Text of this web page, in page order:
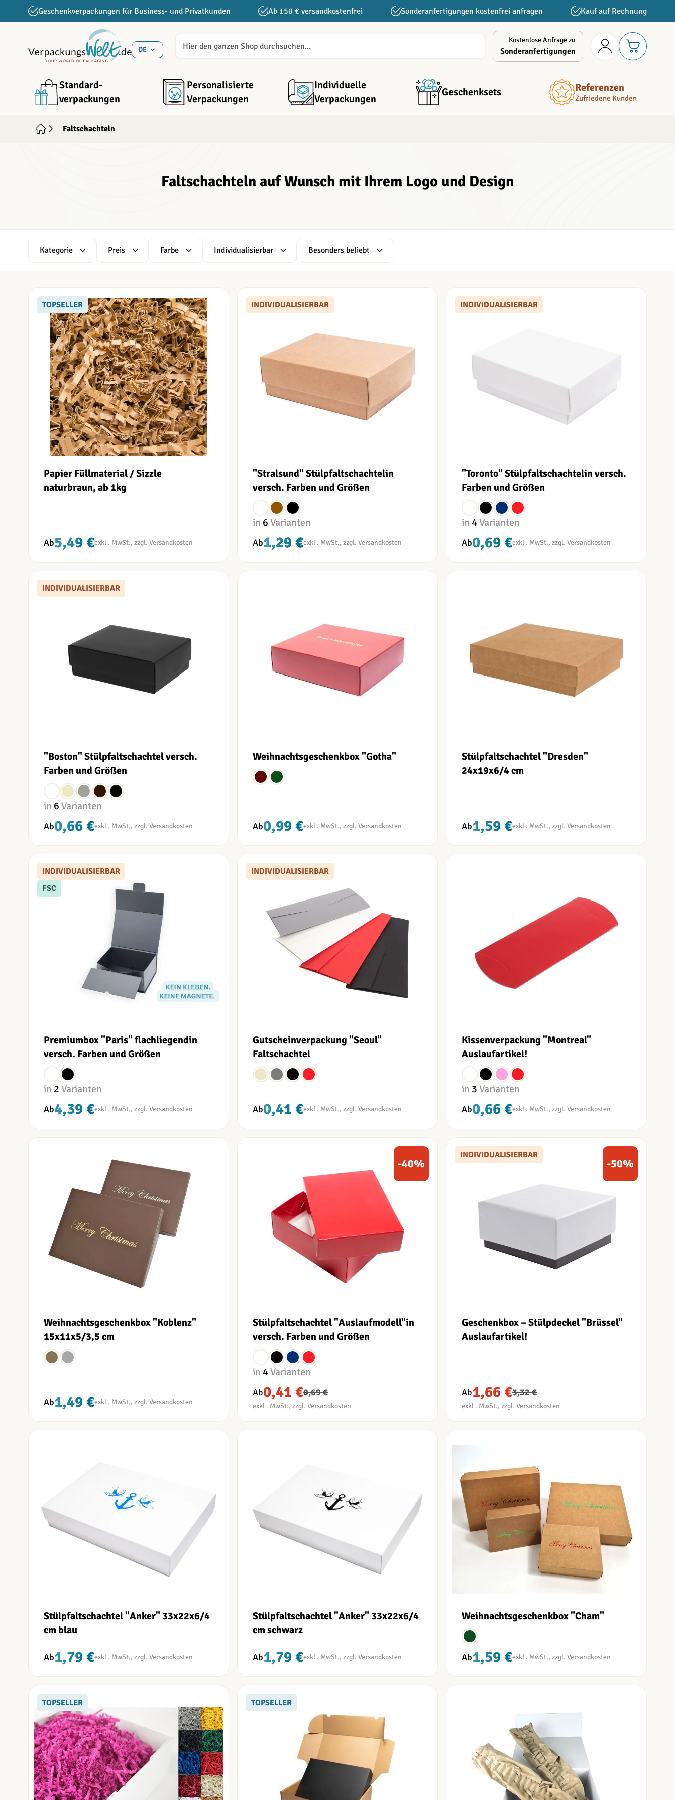
Direkt zum InhaltGeschenkverpackungen für Business- und Privatkunden Ab 150 € versandkostenfrei Sonderanfertigungen kostenfrei anfragen Kauf auf Rechnung
DE
Kostenlose Anfrage zu
Sonderanfertigungen
Standard­
verpackungen
Personalisierte
Verpackungen
Individuelle
Verpackungen
Geschenksets Referenzen
Zufriedene Kunden
Faltschachteln
Faltschachteln auf Wunsch mit Ihrem Logo und Design
Skip to product list
Kategorie
filter
Preis
filter
Farbe
filter
Individualisierbar
filter
Besonders beliebt
filter
TOPSELLER
Papier Füllmaterial / Sizzle
naturbraun, ab 1kg
Ab5,49 €
INDIVIDUALISIERBAR
"Stralsund" Stülpfaltschachtelin
versch. Farben und Größen
in 6 Varianten
Ab1,29 €
INDIVIDUALISIERBAR
"Toronto" Stülpfaltschachtelin versch.
Farben und Größen
in 4 Varianten
Ab0,69 €
INDIVIDUALISIERBAR
"Boston" Stülpfaltschachtel versch.
Farben und Größen
in 6 Varianten
Ab0,66 €
Weihnachtsgeschenkbox "Gotha"
Ab0,99 €
Stülpfaltschachtel "Dresden"
24x19x6/4 cm
Ab1,59 €
INDIVIDUALISIERBAR
FSC
Premiumbox "Paris" flachliegendin
versch. Farben und Größen
in 2 Varianten
Ab4,39 €
INDIVIDUALISIERBAR
Gutscheinverpackung "Seoul"
Faltschachtel
Ab0,41 €
Kissenverpackung "Montreal"
Auslaufartikel!
in 3 Varianten
Ab0,66 €
Weihnachtsgeschenkbox "Koblenz"
15x11x5/3,5 cm
Ab1,49 €
Stülpfaltschachtel "Auslaufmodell"in
versch. Farben und Größen
in 4 Varianten
Ab0,41 €0,69 €
-40%
INDIVIDUALISIERBAR
Geschenkbox – Stülpdeckel "Brüssel"
Auslaufartikel!
Ab1,66 €3,32 €
-50%
Stülpfaltschachtel "Anker" 33x22x6/4
cm blau
Ab1,79 €
Stülpfaltschachtel "Anker" 33x22x6/4
cm schwarz
Ab1,79 €
Weihnachtsgeschenkbox "Cham"
Ab1,59 €
TOPSELLER TOPSELLER